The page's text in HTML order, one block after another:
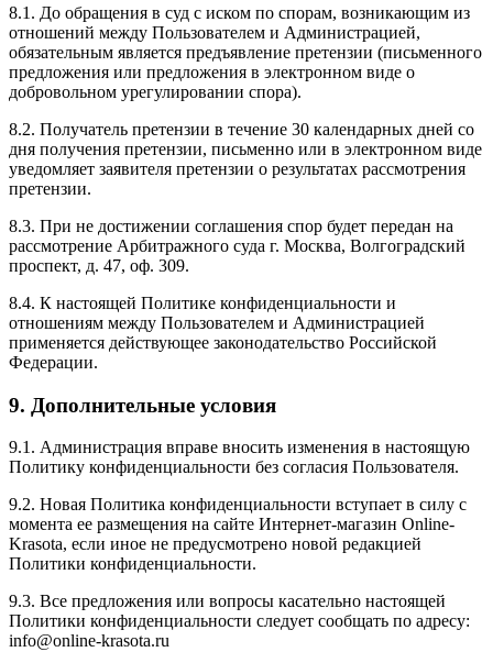
8.1. До обращения в суд с иском по спорам, возникающим из
отношений между Пользователем и Администрацией,
обязательным является предъявление претензии (письменного
предложения или предложения в электронном виде о
добровольном урегулировании спора).
8.2. Получатель претензии в течение 30 календарных дней со
дня получения претензии, письменно или в электронном виде
уведомляет заявителя претензии о результатах рассмотрения
претензии.
8.3. При не достижении соглашения спор будет передан на
рассмотрение Арбитражного суда г. Москва, Волгоградский
проспект, д. 47, оф. 309.
8.4. К настоящей Политике конфиденциальности и
отношениям между Пользователем и Администрацией
применяется действующее законодательство Российской
Федерации.
9. Дополнительные условия
9.1. Администрация вправе вносить изменения в настоящую
Политику конфиденциальности без согласия Пользователя.
9.2. Новая Политика конфиденциальности вступает в силу с
момента ее размещения на сайте Интернет-магазин Online-
Krasota, если иное не предусмотрено новой редакцией
Политики конфиденциальности.
9.3. Все предложения или вопросы касательно настоящей
Политики конфиденциальности следует сообщать по адресу:
info@online-krasota.ru